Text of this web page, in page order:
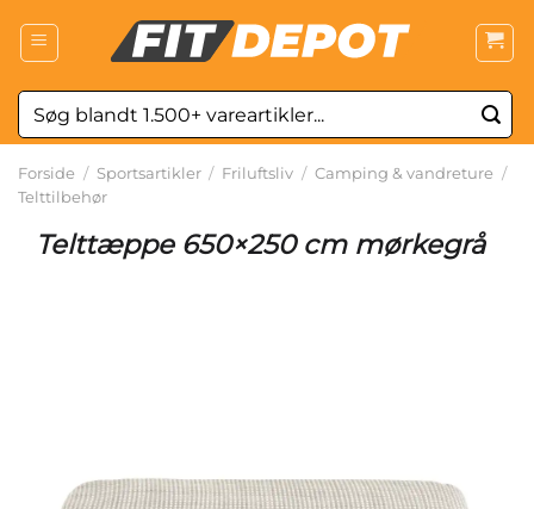
Søg
efter:
Forside / Sportsartikler / Friluftsliv / Camping & vandreture /
Telttilbehør
Telttæppe 650×250 cm mørkegrå